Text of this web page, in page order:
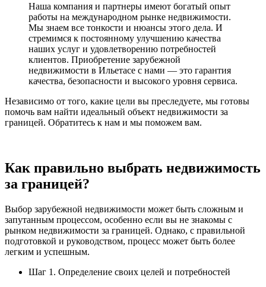
Наша компания и партнеры имеют богатый опыт
работы на международном рынке недвижимости.
Мы знаем все тонкости и нюансы этого дела. И
стремимся к постоянному улучшению качества
наших услуг и удовлетворению потребностей
клиентов. Приобретение зарубежной
недвижимости в Ильетасе с нами — это гарантия
качества, безопасности и высокого уровня сервиса.
Независимо от того, какие цели вы преследуете, мы готовы
помочь вам найти идеальный объект недвижимости за
границей. Обратитесь к нам и мы поможем вам.
Как правильно выбрать недвижимость
за границей?
Выбор зарубежной недвижимости может быть сложным и
запутанным процессом, особенно если вы не знакомы с
рынком недвижимости за границей. Однако, с правильной
подготовкой и руководством, процесс может быть более
легким и успешным.
Шаг 1. Определение своих целей и потребностей